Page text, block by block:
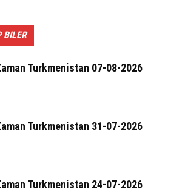
BILER
Turkmenistan 07-08-2026
Turkmenistan 31-07-2026
Turkmenistan 24-07-2026